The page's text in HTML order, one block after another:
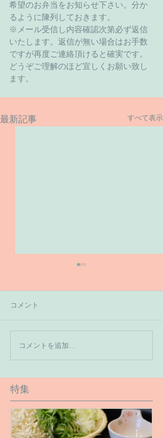
希望のお弁当をお知らせ下さい。分か
るように陳列しておきます。
※メール受信し内容確認次第必ず返信
いたします。返信が無い場合はお手数
ですが再度ご連絡頂けると確実です。
どうぞご理解のほど宜しくお願い致し
ます。
最新記事 すべて表示
【６月１６日のご予約状
況です】
コメント
コメントを追加…
特集